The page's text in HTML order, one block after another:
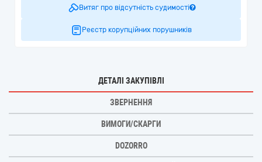
Витяг про відсутність судимості
Реєстр корупційних порушників
ДЕТАЛІ ЗАКУПІВЛІ
ЗВЕРНЕННЯ
ВИМОГИ/СКАРГИ
DOZORRO